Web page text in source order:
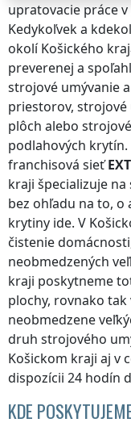
upratovacie práce
Kedykoľvek a
okolíKošického
preverenej a
strojové umývanie
priestorov, strojové
plôch alebo
podlahových
franchisová sieť
kraji špecializuje
bez ohľadu na to, o
krytiny ide. V
čistenie
neobmedzených
kraji poskytneme
plochy, rovnako
neobmedzene
druh strojového
Košickom kraji aj v
dispozícii 24 hodín
KDE